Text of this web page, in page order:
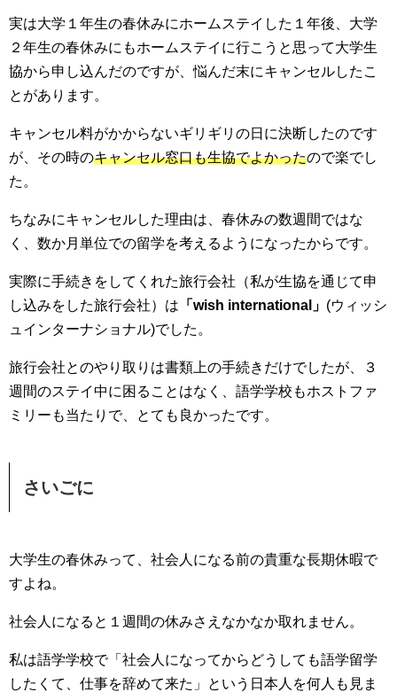
実は大学１年生の春休みにホームステイした１年後、大学
２年生の春休みにもホームステイに行こうと思って大学生
協から申し込んだのですが、悩んだ末にキャンセルしたこ
とがあります。
キャンセル料がかからないギリギリの日に決断したのです
が、その時のキャンセル窓口も生協でよかったので楽でし
た。
ちなみにキャンセルした理由は、春休みの数週間ではな
く、数か月単位での留学を考えるようになったからです。
実際に手続きをしてくれた旅行会社（私が生協を通じて申
し込みをした旅行会社）は 「wish international」 (ウィッシ
ュインターナショナル)でした。
旅行会社とのやり取りは書類上の手続きだけでしたが、３
週間のステイ中に困ることはなく、語学学校もホストファ
ミリーも当たりで、とても良かったです。
さいごに
大学生の春休みって、社会人になる前の貴重な長期休暇で
すよね。
社会人になると１週間の休みさえなかなか取れません。
私は語学学校で「社会人になってからどうしても語学留学
したくて、仕事を辞めて来た」という日本人を何人も見ま